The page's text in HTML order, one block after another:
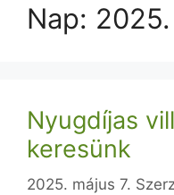
Nap:
Nyugdíjas
keresünk
2025. május 7.